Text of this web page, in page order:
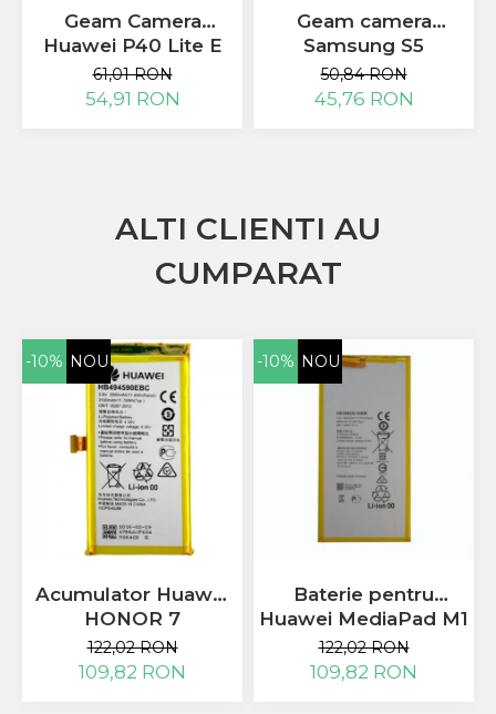
Vodafone
Geam Camera
Huawei P40 Lite E
61,01 RON
54,91 RON
Geam camera
Samsung S5
50,84 RON
45,76 RON
ALTI CLIENTI AU
CUMPARAT
-10% NOU
Acumulator Huawei
HONOR 7
HB494590EBC
122,02 RON
109,82 RON
-10% NOU
Baterie pentru
Huawei MediaPad M1
8.0 HB3080G1EBW
noua
122,02 RON
109,82 RON